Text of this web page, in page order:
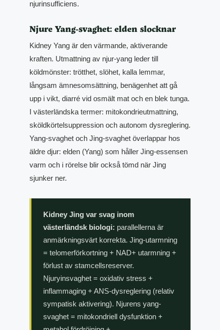
njurinsufficiens.
Njure Yang-svaghet: elden slocknar
Kidney Yang är den värmande, aktiverande
kraften. Utmattning av njur-yang leder till
köldmönster: trötthet, slöhet, kalla lemmar,
långsam ämnesomsättning, benägenhet att gå
upp i vikt, diarré vid osmält mat och en blek tunga.
I västerländska termer: mitokondrieutmattning,
sköldkörtelsuppression och autonom dysreglering.
Yang-svaghet och Jing-svaghet överlappar hos
äldre djur: elden (Yang) som håller Jing-essensen
varm och i rörelse blir också tömd när Jing
sjunker ner.
Kidney Jing var svag inom
västerländsk biologi: parallellerna är
anmärkningsvärt korrekta. Jing-utarmning
= telomerförkortning + NAD+ utarmning +
förlust av stamcellsreserver.
Njuryinsvaghet = oxidativ stress +
inflammaging + ANS-dysreglering (relativ
sympatisk aktivering). Njurens yang-
svaghet = mitokondriell dysfunktion +